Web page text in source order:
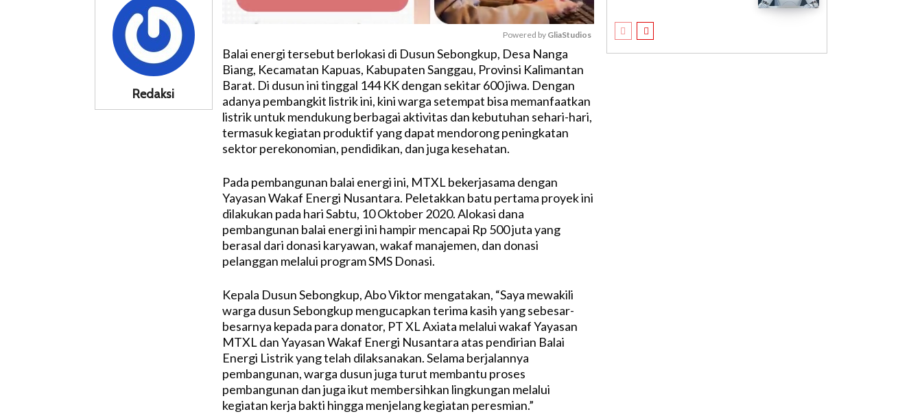
Redaksi
M
u
e
Powered by GliaStudios
Balai energi tersebut berlokasi di Dusun Sebongkup, Desa Nanga
Biang, Kecamatan Kapuas, Kabupaten Sanggau, Provinsi Kalimantan
Barat. Di dusun ini tinggal 144 KK dengan sekitar 600 jiwa. Dengan
adanya pembangkit listrik ini, kini warga setempat bisa memanfaatkan
listrik untuk mendukung berbagai aktivitas dan kebutuhan sehari-hari,
termasuk kegiatan produktif yang dapat mendorong peningkatan
sektor perekonomian, pendidikan, dan juga kesehatan.
Pada pembangunan balai energi ini, MTXL bekerjasama dengan
Yayasan Wakaf Energi Nusantara. Peletakkan batu pertama proyek ini
dilakukan pada hari Sabtu, 10 Oktober 2020. Alokasi dana
pembangunan balai energi ini hampir mencapai Rp 500 juta yang
berasal dari donasi karyawan, wakaf manajemen, dan donasi
pelanggan melalui program SMS Donasi.
Kepala Dusun Sebongkup, Abo Viktor mengatakan, “Saya mewakili
warga dusun Sebongkup mengucapkan terima kasih yang sebesar-
besarnya kepada para donator, PT XL Axiata melalui wakaf Yayasan
MTXL dan Yayasan Wakaf Energi Nusantara atas pendirian Balai
Energi Listrik yang telah dilaksanakan. Selama berjalannya
pembangunan, warga dusun juga turut membantu proses
pembangunan dan juga ikut membersihkan lingkungan melalui
kegiatan kerja bakti hingga menjelang kegiatan peresmian.”